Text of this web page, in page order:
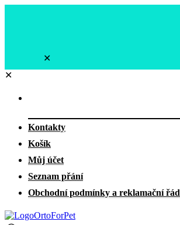
✕
✕
Kontakty
Košík
Můj účet
Seznam přání
Obchodní podmínky a reklamační řád